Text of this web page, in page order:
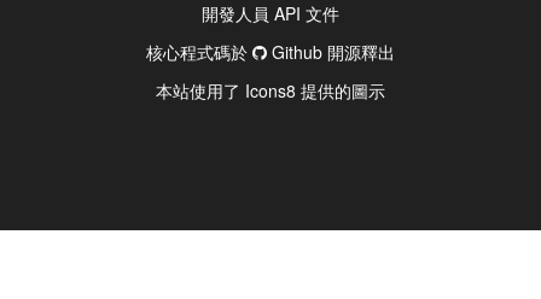
開發人員 API 文件
核心程式碼於
Github 開源釋出
本站使用了 Icons8 提供的圖示